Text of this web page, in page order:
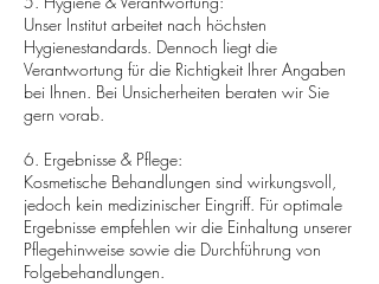
Unser Institut arbeitet nach höchsten
Hygienestandards. Dennoch liegt die
Verantwortung für die Richtigkeit Ihrer Angaben
bei Ihnen. Bei Unsicherheiten beraten wir Sie
gern vorab.
6. Ergebnisse & Pflege:
Kosmetische Behandlungen sind wirkungsvoll,
jedoch kein medizinischer Eingriff. Für optimale
Ergebnisse empfehlen wir die Einhaltung unserer
Pflegehinweise sowie die Durchführung von
Folgebehandlungen.